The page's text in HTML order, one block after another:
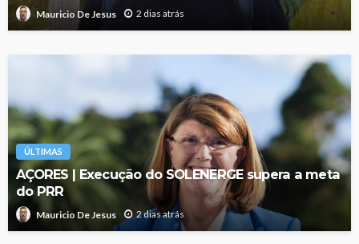
Mauricio De Jesus 2 dias atrás
ÚLTIMAS
AÇORES | Execução do SOLENERGE supera a meta
do PRR
Mauricio De Jesus 2 dias atrás